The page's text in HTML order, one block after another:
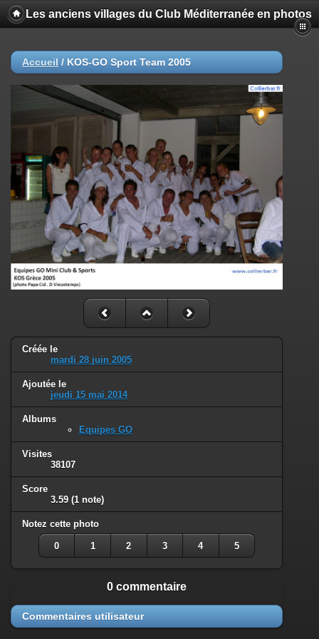
Les anciens villages du Club Méditerranée en photos
Accueil / KOS-GO Sport Team 2005
Créée le
mardi 28 juin 2005
Ajoutée le
jeudi 15 mai 2014
Albums
Equipes GO
Visites
38107
Score
3.59 (1 note)
Notez cette photo
0 1 2 3 4 5
0 commentaire
Commentaires utilisateur